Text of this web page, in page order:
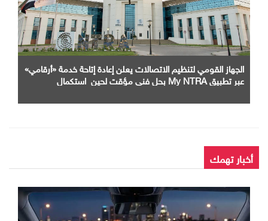
الجهاز القومي لتنظيم الاتصالات يعلن إعادة إتاحة خدمة «أرقامي»
عبر تطبيق My NTRA بحل فني مؤقت لحين استكمال
أخبار تهمك